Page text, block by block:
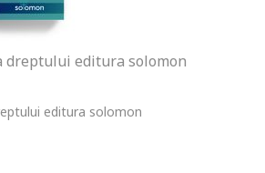
dreptului editura solomon
editura solomon